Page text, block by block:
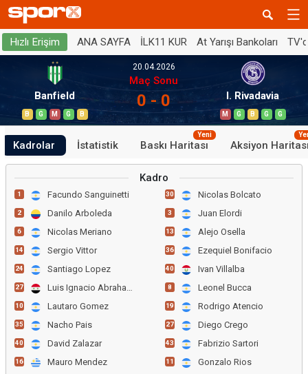
Hızlı Erişim ANA SAYFA İLK11 KUR At Yarışı Bankoları
Banfield
B G M G B
20.04.2026
Maç Sonu
0 - 0 I. Rivadavia
M G B G G
Kadrolar İstatistik Baskı Haritası
Yeni
Aksiyon
Kadro
1 Facundo Sanguinetti
2 Danilo Arboleda
6 Nicolas Meriano
14 Sergio Vittor
24 Santiago Lopez
27 Luis Ignacio Abraham
10 Lautaro Gomez
35 Nacho Pais
40 David Zalazar
16 Mauro Mendez
30 Nicolas Bolcato
3 Juan Elordi
13 Alejo Osella
36 Ezequiel Bonifacio
40 Ivan Villalba
8 Leonel Bucca
19 Rodrigo Atencio
27 Diego Crego
43 Fabrizio Sartori
11 Gonzalo Rios